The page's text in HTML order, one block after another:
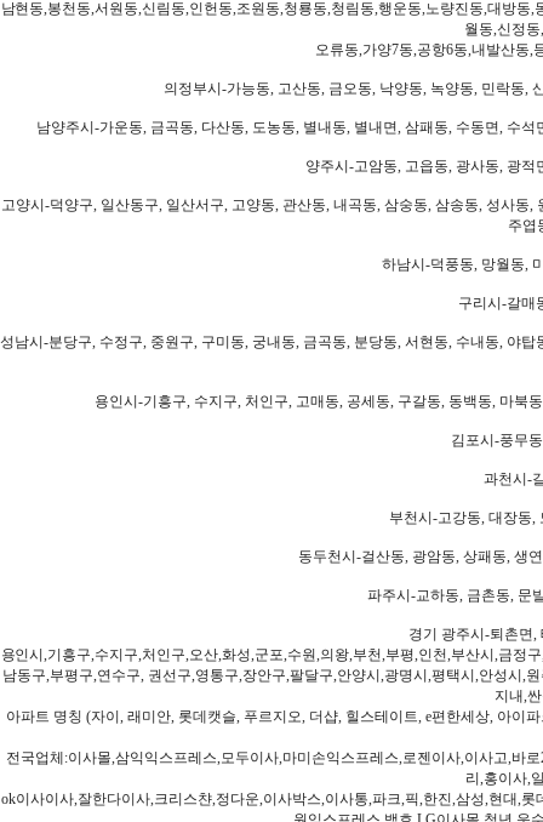
남현동,봉천동,서원동,신림동,인헌동,조원동,청룡동,청림동,행운동,노량진동,대방
월동,신정
오류동,가양7동,공항6동,내발산동,
의정부시-가능동, 고산동, 금오동, 낙양동, 녹양동, 민락동,
남양주시-가운동, 금곡동, 다산동, 도농동, 별내동, 별내면, 삼패동, 수동면, 수
양주시-고암동, 고읍동, 광사동, 광
고양시-덕양구, 일산동구, 일산서구, 고양동, 관산동, 내곡동, 삼숭동, 삼송동, 성사
주엽
하남시-덕풍동, 망월동,
구리시-갈매
성남시-분당구, 수정구, 중원구, 구미동, 궁내동, 금곡동, 분당동, 서현동, 수내동, 야
용인시-기흥구, 수지구, 처인구, 고매동, 공세동, 구갈동, 동백동, 마북
김포시-풍무
과천시-
부천시-고강동, 대장동,
동두천시-걸산동, 광암동, 상패동, 생
파주시-교하동, 금촌동, 문
경기 광주시-퇴촌면,
용인시,기흥구,수지구,처인구,오산,화성,군포,수원,의왕,부천,부평,인천,부산시,금
남동구,부평구,연수구, 권선구,영통구,장안구,팔달구,안양시,광명시,평택시,안성시,
지내,
아파트 명칭 (자이, 래미안, 롯데캣슬, 푸르지오, 더샵, 힐스테이트, e편한세상, 아이
전국업체:이사몰,삼익익스프레스,모두이사,마미손익스프레스,로젠이사,이사고,바
리,홍이사,
ok이사이사,잘한다이사,크리스챤,정다운,이사박스,이사통,파크,픽,한진,삼성,현대,